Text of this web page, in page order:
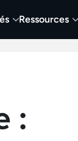
Ressources
Vidéo
: